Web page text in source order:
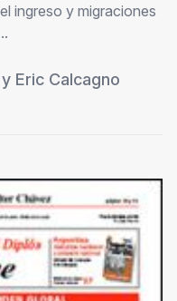
ingreso y migraciones
y Eric Calcagno